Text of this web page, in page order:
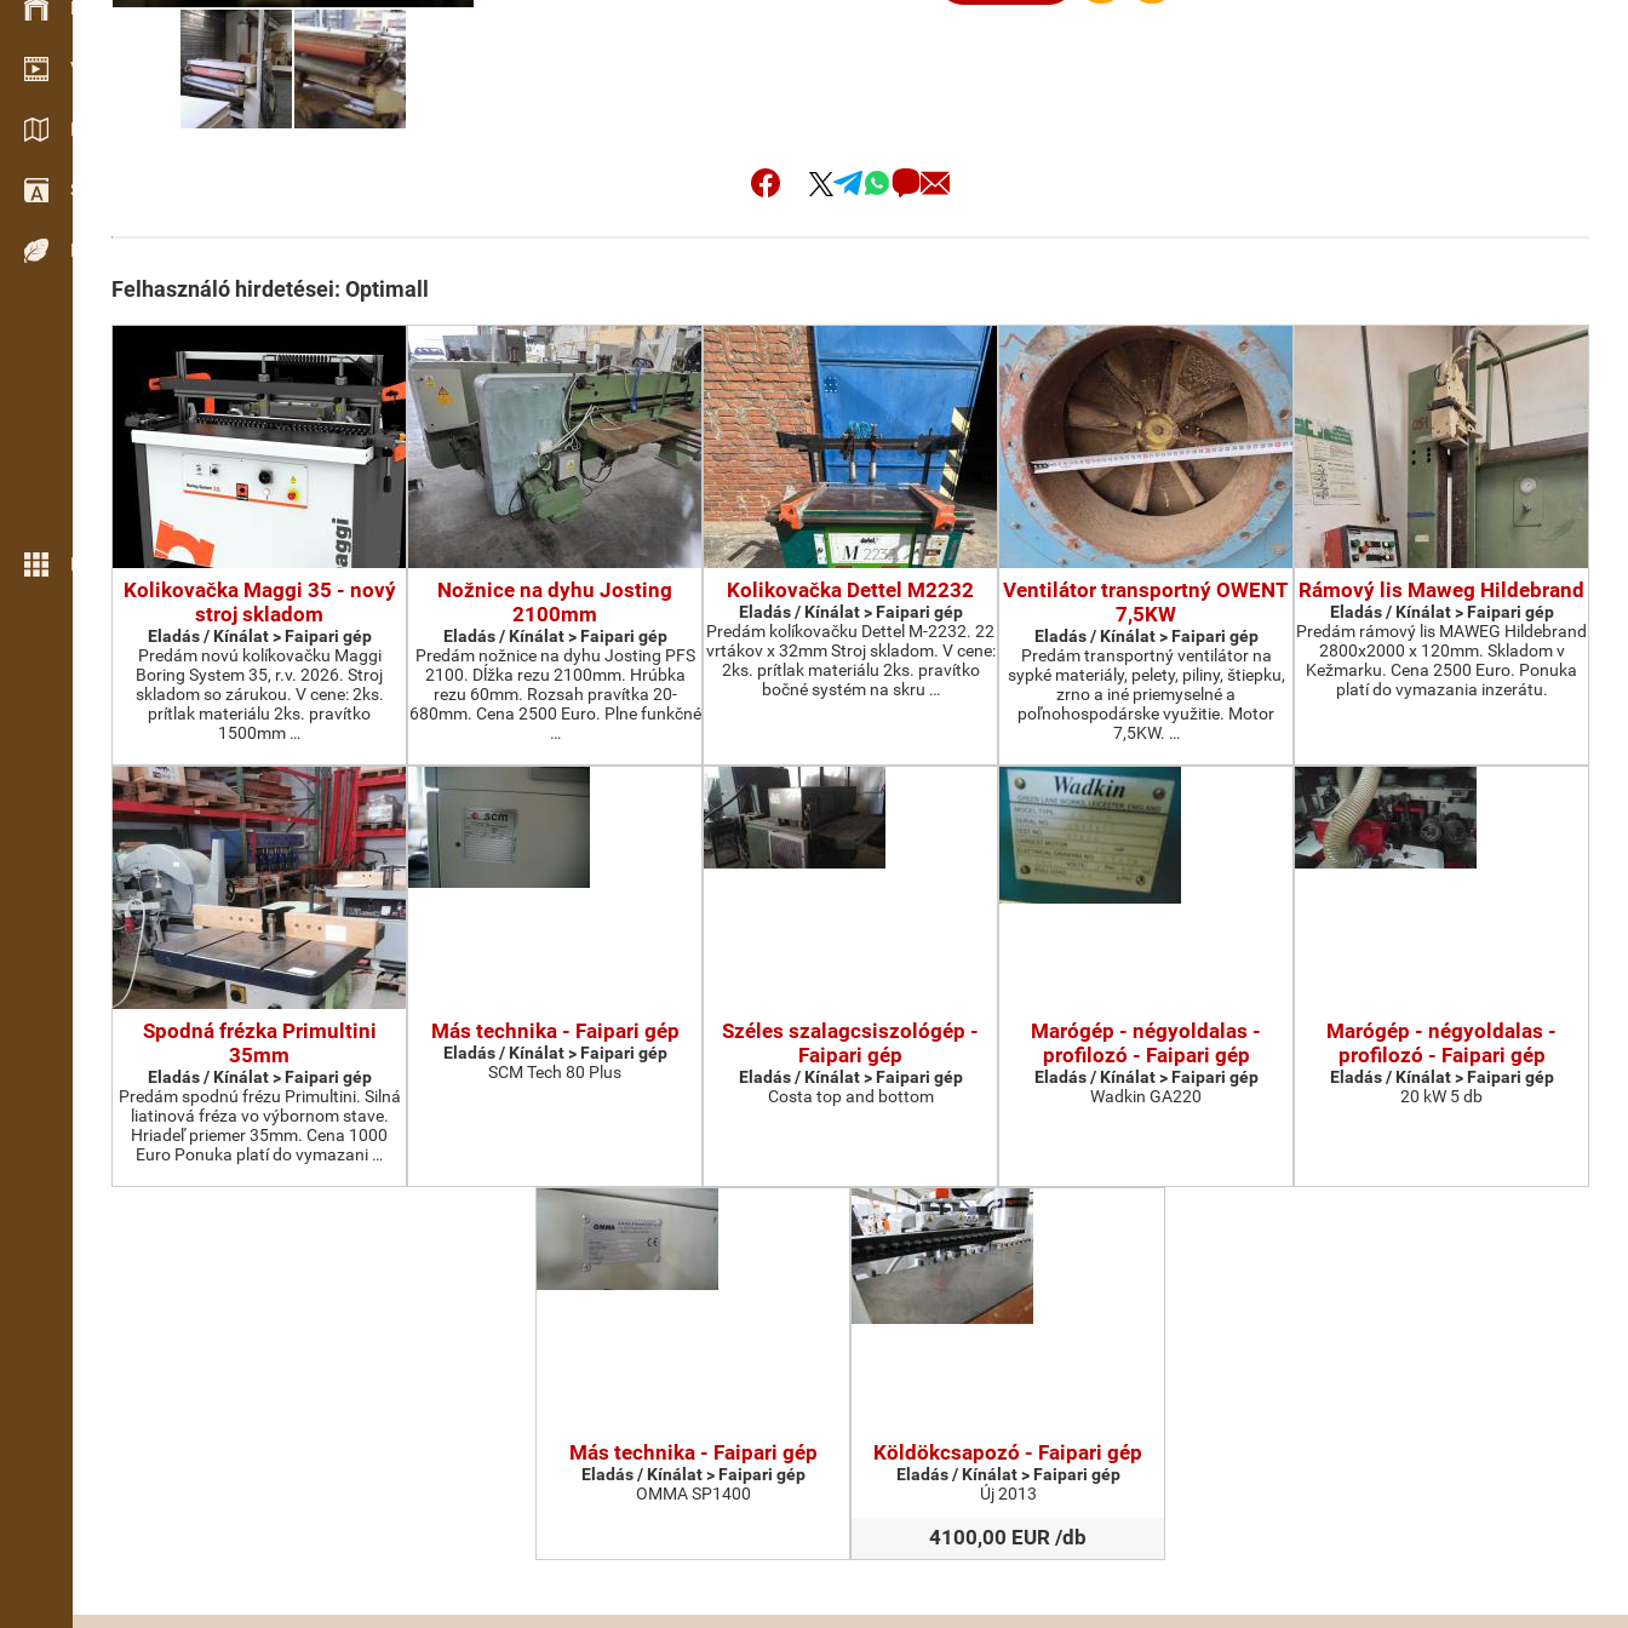
Készlet kezelés
Video bemutatóterem
Katalógusok / Prospektusok
Szótár
Fafajok
Még több funkció
Felhasználó hirdetései: Optimall
Kolikovačka Maggi 35 - nový
stroj skladom
Eladás / Kínálat > Faipari gép
Predám novú kolíkovačku Maggi
Boring System 35, r.v. 2026. Stroj
skladom so zárukou. V cene: 2ks.
prítlak materiálu 2ks. pravítko
1500mm …
Nožnice na dyhu Josting
2100mm
Eladás / Kínálat > Faipari gép
Predám nožnice na dyhu Josting PFS
2100. Dĺžka rezu 2100mm. Hrúbka
rezu 60mm. Rozsah pravítka 20-
680mm. Cena 2500 Euro. Plne funkčné
…
Kolikovačka Dettel M2232
Eladás / Kínálat > Faipari gép
Predám kolíkovačku Dettel M-2232. 22
vrtákov x 32mm Stroj skladom. V cene:
2ks. prítlak materiálu 2ks. pravítko
bočné systém na skru …
Ventilátor transportný OWENT
7,5KW
Eladás / Kínálat > Faipari gép
Predám transportný ventilátor na
sypké materiály, pelety, piliny, štiepku,
zrno a iné priemyselné a
poľnohospodárske využitie. Motor
7,5KW. …
Rámový lis Maweg Hildebrand
Eladás / Kínálat > Faipari gép
Predám rámový lis MAWEG Hildebrand
2800x2000 x 120mm. Skladom v
Kežmarku. Cena 2500 Euro. Ponuka
platí do vymazania inzerátu.
Spodná frézka Primultini
35mm
Eladás / Kínálat > Faipari gép
Predám spodnú frézu Primultini. Silná
liatinová fréza vo výbornom stave.
Hriadeľ priemer 35mm. Cena 1000
Euro Ponuka platí do vymazani …
Más technika - Faipari gép
Eladás / Kínálat > Faipari gép
SCM Tech 80 Plus
Széles szalagcsiszológép -
Faipari gép
Eladás / Kínálat > Faipari gép
Costa top and bottom
Marógép - négyoldalas -
profilozó - Faipari gép
Eladás / Kínálat > Faipari gép
Wadkin GA220
Marógép - négyoldalas -
profilozó - Faipari gép
Eladás / Kínálat > Faipari gép
20 kW 5 db
Más technika - Faipari gép
Eladás / Kínálat > Faipari gép
OMMA SP1400
Köldökcsapozó - Faipari gép
Eladás / Kínálat > Faipari gép
Új 2013
4100,00 EUR /db